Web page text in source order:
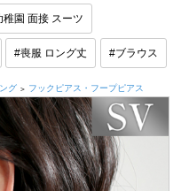
稚園 面接 スーツ
#喪服 ロング丈 #ブラウス
グ > フックピアス・フープピアス